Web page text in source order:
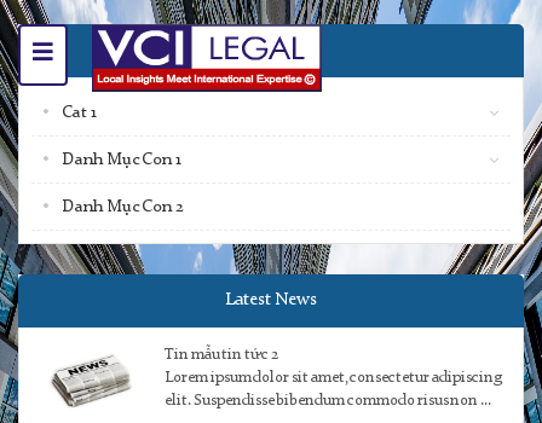
Category
Cat 1
Danh Mục Con 1
Danh Mục Con 2
Latest News
Tin mẫu tin tức 2
Lorem ipsum dolor sit amet, consectetur adipiscing
elit. Suspendisse bibendum commodo risus non ...